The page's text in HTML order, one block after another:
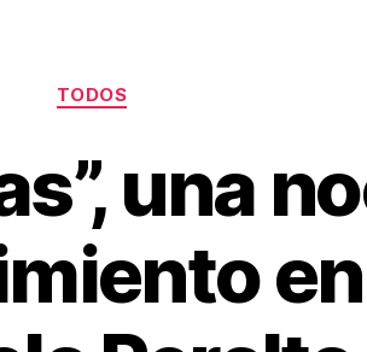
TODOS
una